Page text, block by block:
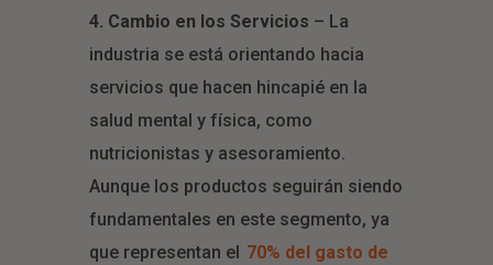
4. Cambio en los Servicios – La
industria se está orientando hacia
servicios que hacen hincapié en la
salud mental y física, como
nutricionistas y asesoramiento.
Aunque los productos seguirán siendo
fundamentales en este segmento, ya
que representan el 70% del gasto de